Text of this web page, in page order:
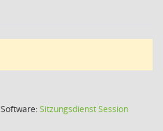
Software:SitzungsdienstSession(Wird in